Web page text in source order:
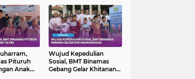
Pituruh
Anak
Wujud Kepedulian
Sosial, BMT Binamas
Gebang Gelar Khitanan